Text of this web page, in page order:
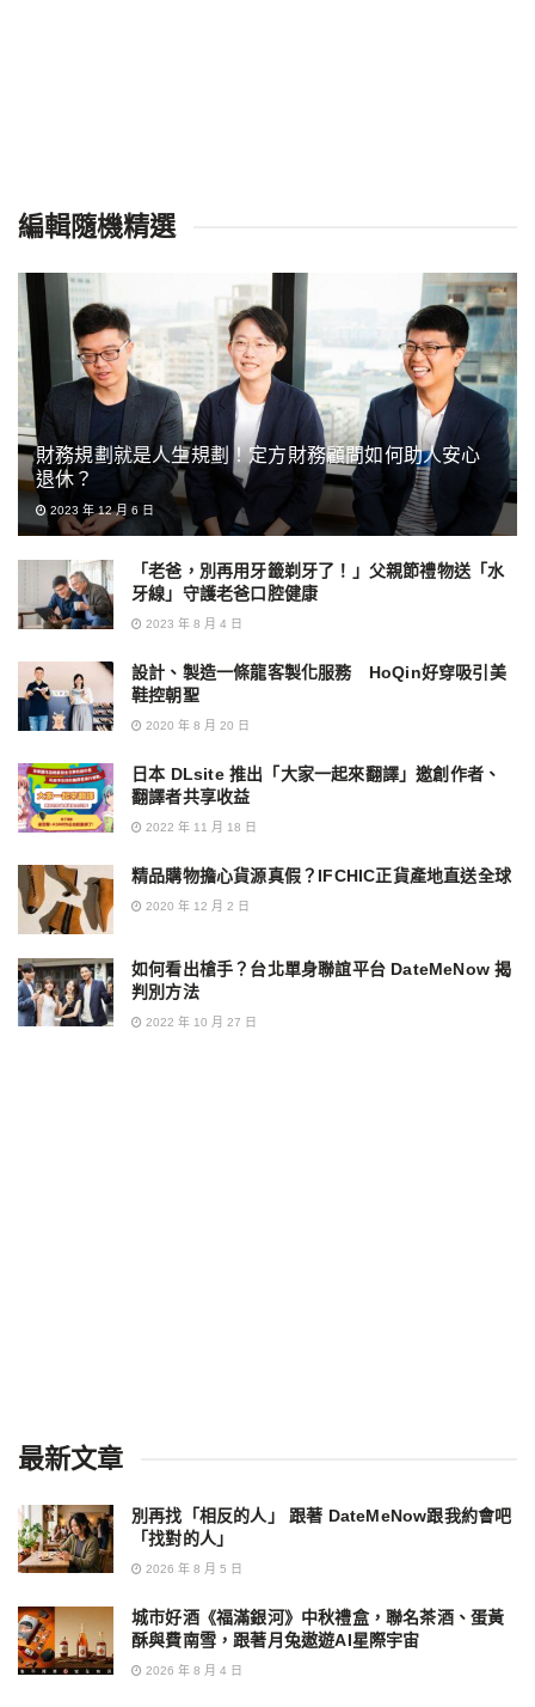
編輯隨機精選
財務規劃就是人生規劃！定方財務顧問如何助人安心
退休？
2023 年 12 月 6 日
「老爸，別再用牙籤剃牙了！」父親節禮物送「水
牙線」守護老爸口腔健康
2023 年 8 月 4 日
設計、製造一條龍客製化服務 HoQin好穿吸引美
鞋控朝聖
2020 年 8 月 20 日
日本 DLsite 推出「大家一起來翻譯」邀創作者、
翻譯者共享收益
2022 年 11 月 18 日
精品購物擔心貨源真假？IFCHIC正貨產地直送全球
2020 年 12 月 2 日
如何看出槍手？台北單身聯誼平台 DateMeNow 揭
判別方法
2022 年 10 月 27 日
最新文章
別再找「相反的人」 跟著 DateMeNow跟我約會吧
「找對的人」
2026 年 8 月 5 日
城市好酒《福滿銀河》中秋禮盒，聯名茶酒、蛋黃
酥與費南雪，跟著月兔遨遊AI星際宇宙
2026 年 8 月 4 日